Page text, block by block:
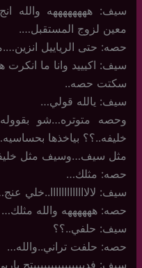
سيف: ههههههههه والله
معين لزوج المستقبل….
حصه: حتى الرياييل
سيف: اكيييد وانا ما
سكتت حصه..
سيف: يالله قولي…
وحصه متوتره…شو
خليفه..؟؟ بياخذها
مثل سيف…وسيف مثل
حصه: مثلك…
سيف: لالااااااااااااا..خلي
حصه: ههههههه والله
سيف: حلفي..؟؟
حصه: حلفت تراني..والله…
سيف: فديييييييييييييييتج